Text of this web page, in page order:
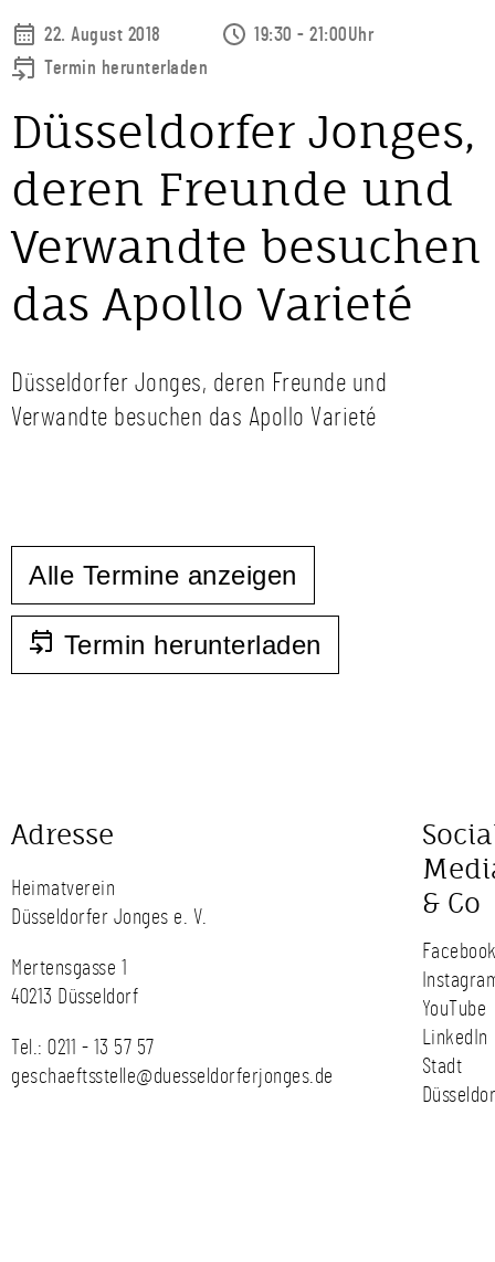
22. August 2018
19:30 - 21:00Uhr
Termin herunterladen
Düsseldorfer Jonges,
deren Freunde und
Verwandte besuchen
das Apollo Varieté
Düsseldorfer Jonges, deren Freunde und
Verwandte besuchen das Apollo Varieté
Alle Termine anzeigen
Termin herunterladen
Adresse
Heimatverein
Düsseldorfer Jonges e. V.
Mertensgasse 1
40213 Düsseldorf
Tel.: 0211 - 13 57 57
geschaeftsstelle@duesseldorferjonges.de
& Co
YouTube
LinkedIn
Stadt